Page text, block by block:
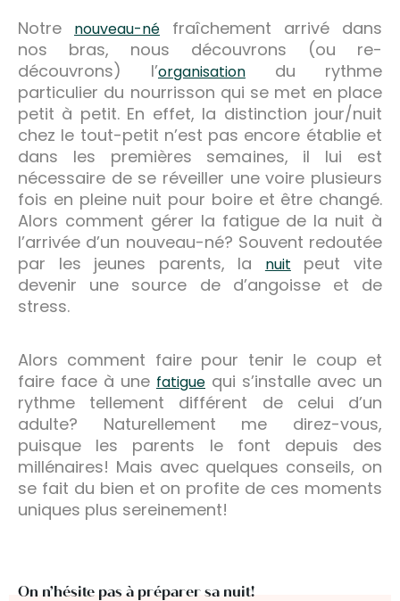
Notre nouveau-né fraîchement arrivé dans
nos bras, nous découvrons (ou re-
découvrons) l’organisation du rythme
particulier du nourrisson qui se met en place
petit à petit. En effet, la distinction jour/nuit
chez le tout-petit n’est pas encore établie et
dans les premières semaines, il lui est
nécessaire de se réveiller une voire plusieurs
fois en pleine nuit pour boire et être changé.
Alors comment gérer la fatigue de la nuit à
l’arrivée d’un nouveau-né? Souvent redoutée
par les jeunes parents, la nuit peut vite
devenir une source de d’angoisse et de
stress.
Alors comment faire pour tenir le coup et
faire face à une fatigue qui s’installe avec un
rythme tellement différent de celui d’un
adulte? Naturellement me direz-vous,
puisque les parents le font depuis des
millénaires! Mais avec quelques conseils, on
se fait du bien et on profite de ces moments
uniques plus sereinement!
On n’hésite pas à préparer sa nuit!